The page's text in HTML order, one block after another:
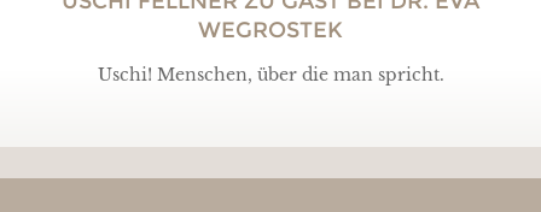
WEGROSTEK
Uschi! Menschen, über die man spricht.